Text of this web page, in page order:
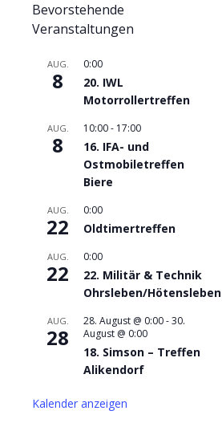
Bevorstehende
Veranstaltungen
AUG.
8
0:00
20. IWL
Motorrollertreffen
AUG.
8
10:00- 17:00
16. IFA- und
Ostmobiletreffen
Biere
AUG.
22
0:00
Oldtimertreffen
AUG.
22
0:00
22. Militär & Technik
Ohrsleben/Hötensleben
AUG.
28
28. August @ 0:00-30.
August @ 0:00
18. Simson – Treffen
Alikendorf
Kalender anzeigen